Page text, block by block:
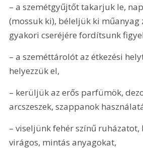
– a szemétgyűjtőt takarjuk le,
(mossuk ki), béleljük ki műanyag
gyakori cseréjére fordítsunk
– a szeméttárolót az étkezési
helyezzük el,
– kerüljük az erős parfümök,
arcszeszek, szappanok
– viseljünk fehér színű ruházatot,
virágos, mintás anyagokat,